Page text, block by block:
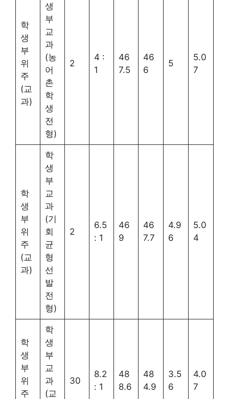
학
생
부
위
주
(교
과)
생
부
교
과
(농
어
촌
학
생
전
형)
2
4 :
1
46
7.5
46
6
5
5.0
7
학
생
부
위
주
(교
과)
학
생
부
교
과
(기
회
균
형
선
발
전
형)
2
6.5
: 1
46
9
46
7.7
4.9
6
5.0
4
학
생
부
위
주
학
생
부
교
과
(교
30
8.2
: 1
48
8.6
48
4.9
3.5
6
4.0
7